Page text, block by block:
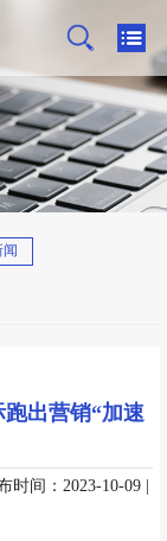
闻
出营销“加速
布时间：2023-10-09